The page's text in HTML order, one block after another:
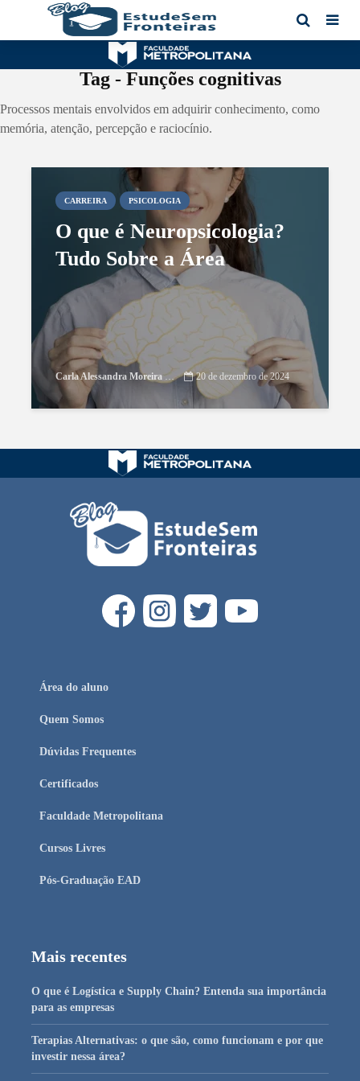
Tag - Funções cognitivas
Processos mentais envolvidos em adquirir conhecimento, como
memória, atenção, percepção e raciocínio.
CARREIRA PSICOLOGIA
O que é Neuropsicologia?
Tudo Sobre a Área
Carla Alessandra Moreira Damasceno 20 de dezembro de 2024
Área do aluno
Quem Somos
Dúvidas Frequentes
Certificados
Faculdade Metropolitana
Cursos Livres
Pós-Graduação EAD
Mais recentes
O que é Logística e Supply Chain? Entenda sua importância
para as empresas
Terapias Alternativas: o que são, como funcionam e por que
investir nessa área?